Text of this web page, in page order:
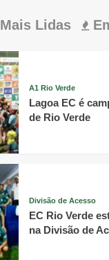
Lidas
A1 Rio Verde
Lagoa EC é
de Rio Verde
Divisão de Acesso
EC Rio Verde
na Divisão de